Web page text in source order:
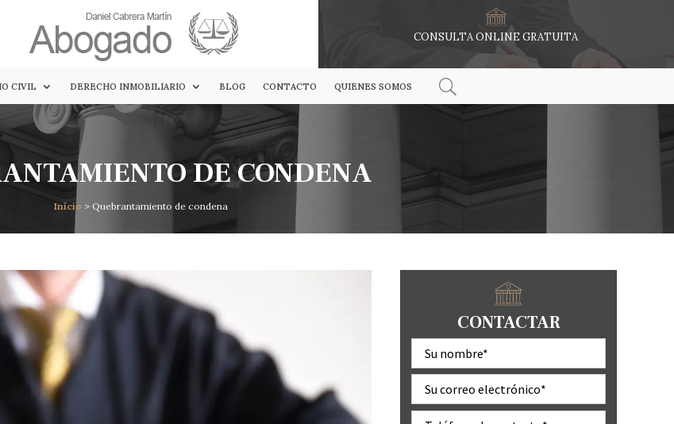
CONSULTA ONLINE GRATUITA
CIVIL DERECHO INMOBILIARIO BLOG CONTACTO QUIENES SOMOS
DE CONDENA
Inicio > Quebrantamiento de condena
CONTACTAR